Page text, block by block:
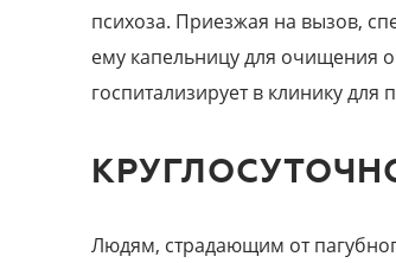
психоза. Приезжая на вызов,
ему капельницу для очищения
госпитализирует в клинику
Людям, страдающим от